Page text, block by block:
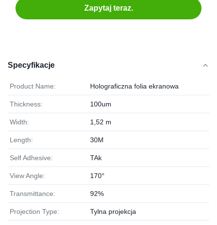
Zapytaj teraz.
Specyfikacje
Product Name: Holograficzna folia ekranowa
Thickness: 100um
Width: 1,52 m
Length: 30M
Self Adhesive: TAk
View Angle: 170°
Transmittance: 92%
Projection Type: Tylna projekcja